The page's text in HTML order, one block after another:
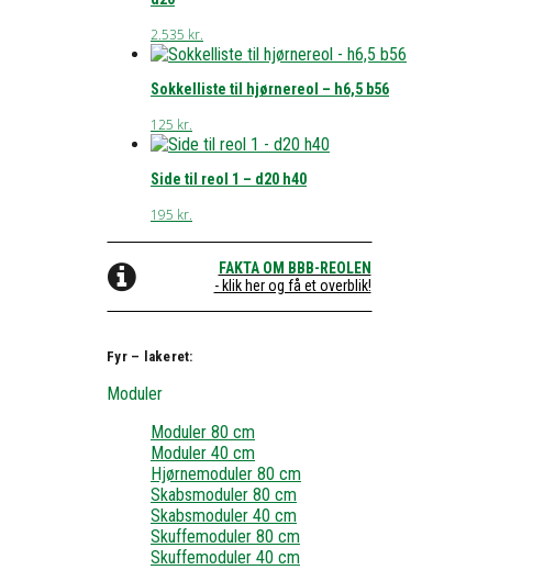
2.535 kr.
Sokkelliste til hjørnereol – h6,5 b56
125 kr.
Side til reol 1 – d20 h40
195 kr.
FAKTA OM BBB-REOLEN
- klik her og få et overblik!
Fyr – lakeret:
Moduler
Moduler 80 cm
Moduler 40 cm
Hjørnemoduler 80 cm
Skabsmoduler 80 cm
Skabsmoduler 40 cm
Skuffemoduler 80 cm
Skuffemoduler 40 cm